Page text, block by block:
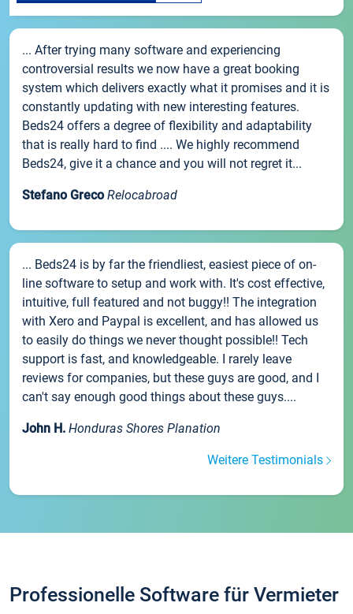
... After trying many software and experiencing
controversial results we now have a great booking
system which delivers exactly what it promises and it is
constantly updating with new interesting features.
Beds24 offers a degree of flexibility and adaptability
that is really hard to find .... We highly recommend
Beds24, give it a chance and you will not regret it...
Stefano Greco Relocabroad
... Beds24 is by far the friendliest, easiest piece of on-
line software to setup and work with. It's cost effective,
intuitive, full featured and not buggy!! The integration
with Xero and Paypal is excellent, and has allowed us
to easily do things we never thought possible!! Tech
support is fast, and knowledgeable. I rarely leave
reviews for companies, but these guys are good, and I
can't say enough good things about these guys....
John H. Honduras Shores Planation
Weitere Testimonials
Professionelle Software für Vermieter